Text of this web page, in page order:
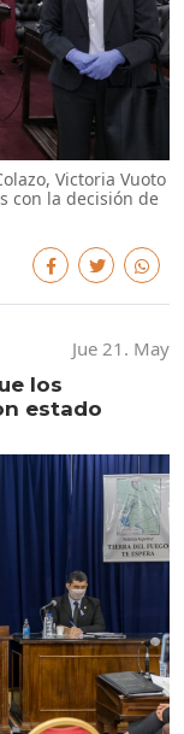
Victoria Vuoto
con la decisión de
Jue 21. May
los
estado